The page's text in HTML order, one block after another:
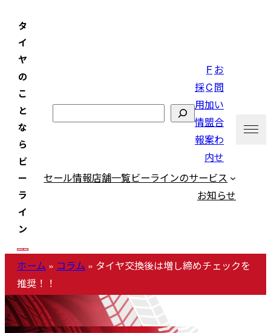
タ
イ
ヤ
の
こ
と
な
ら
ビ
ー
ラ
イ
ン
採
用
情
報
F
C
加
盟
案
内
お
問
い
合
わ
せ
セール情報店舗一覧ビーラインのサービス
お知らせ
ホーム » コラム » タイヤ交換後は増し締めチェックを
推奨！！